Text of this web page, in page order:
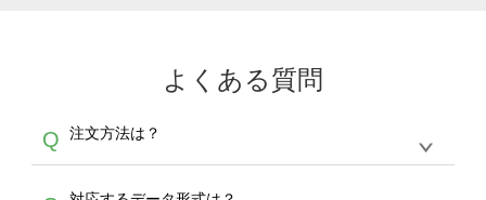
よくある質問
Q 注文方法は？